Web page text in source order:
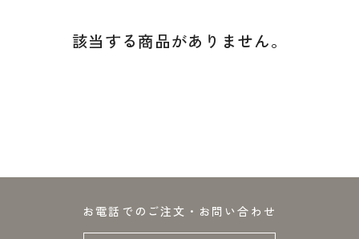
該当する商品がありません。
お電話でのご注文・お問い合わせ